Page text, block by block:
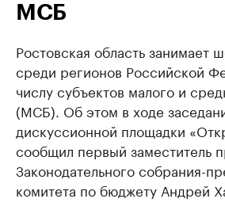
МСБ
Ростовская область занимает
среди регионов Российской
числу субъектов малого и
(МСБ). Об этом в ходе
дискуссионной площадки
сообщил первый заместитель
Законодательного собрания-
комитета по бюджету Андрей